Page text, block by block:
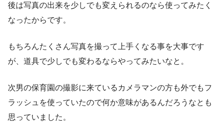
後は写真の出来を少しでも変えられるのなら使ってみたく
なったからです。
もちろんたくさん写真を撮って上手くなる事を大事です
が、道具で少しでも変わるならやってみたいなと。
次男の保育園の撮影に来ているカメラマンの方も外でもフ
ラッシュを使っていたので何か意味があるんだろうなとも
思っていました。